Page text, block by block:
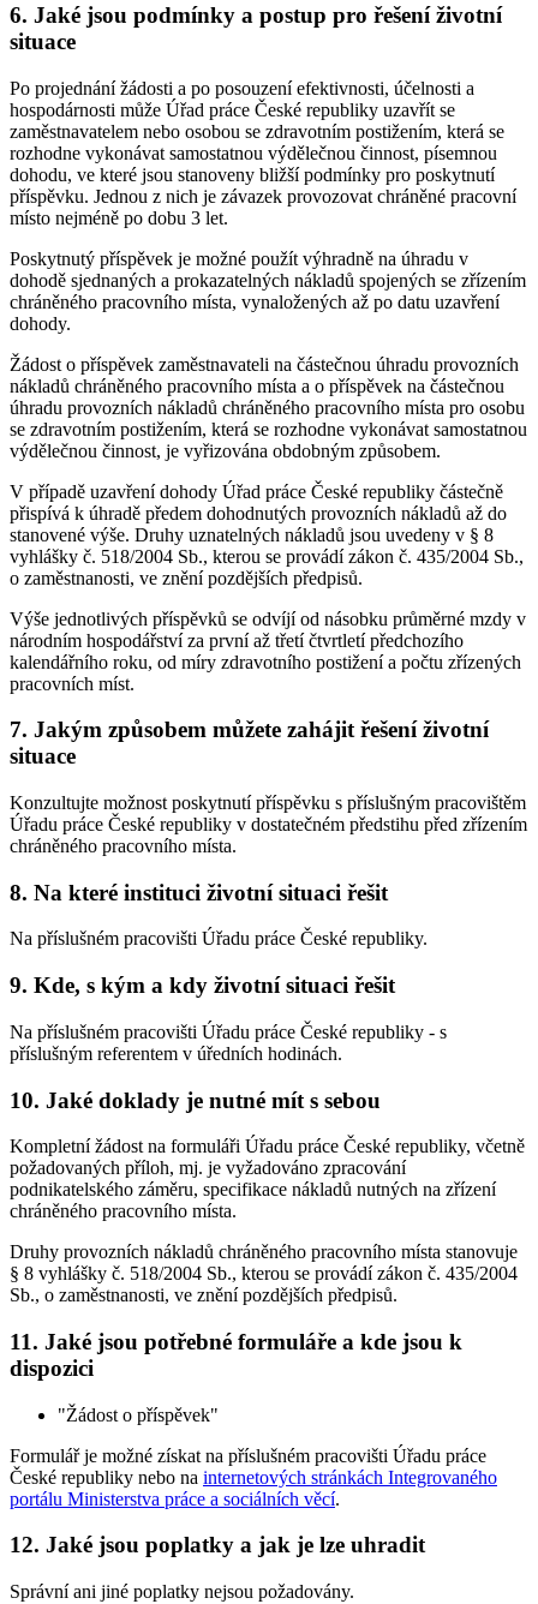
6. Jaké jsou podmínky a postup pro řešení životní
situace
Po projednání žádosti a po posouzení efektivnosti, účelnosti a
hospodárnosti může Úřad práce České republiky uzavřít se
zaměstnavatelem nebo osobou se zdravotním postižením, která se
rozhodne vykonávat samostatnou výdělečnou činnost, písemnou
dohodu, ve které jsou stanoveny bližší podmínky pro poskytnutí
příspěvku. Jednou z nich je závazek provozovat chráněné pracovní
místo nejméně po dobu 3 let.
Poskytnutý příspěvek je možné použít výhradně na úhradu v
dohodě sjednaných a prokazatelných nákladů spojených se zřízením
chráněného pracovního místa, vynaložených až po datu uzavření
dohody.
Žádost o příspěvek zaměstnavateli na částečnou úhradu provozních
nákladů chráněného pracovního místa a o příspěvek na částečnou
úhradu provozních nákladů chráněného pracovního místa pro osobu
se zdravotním postižením, která se rozhodne vykonávat samostatnou
výdělečnou činnost, je vyřizována obdobným způsobem.
V případě uzavření dohody Úřad práce České republiky částečně
přispívá k úhradě předem dohodnutých provozních nákladů až do
stanovené výše. Druhy uznatelných nákladů jsou uvedeny v § 8
vyhlášky č. 518/2004 Sb., kterou se provádí zákon č. 435/2004 Sb.,
o zaměstnanosti, ve znění pozdějších předpisů.
Výše jednotlivých příspěvků se odvíjí od násobku průměrné mzdy v
národním hospodářství za první až třetí čtvrtletí předchozího
kalendářního roku, od míry zdravotního postižení a počtu zřízených
pracovních míst.
7. Jakým způsobem můžete zahájit řešení životní
situace
Konzultujte možnost poskytnutí příspěvku s příslušným pracovištěm
Úřadu práce České republiky v dostatečném předstihu před zřízením
chráněného pracovního místa.
8. Na které instituci životní situaci řešit
Na příslušném pracovišti Úřadu práce České republiky.
9. Kde, s kým a kdy životní situaci řešit
Na příslušném pracovišti Úřadu práce České republiky - s
příslušným referentem v úředních hodinách.
10. Jaké doklady je nutné mít s sebou
Kompletní žádost na formuláři Úřadu práce České republiky, včetně
požadovaných příloh, mj. je vyžadováno zpracování
podnikatelského záměru, specifikace nákladů nutných na zřízení
chráněného pracovního místa.
Druhy provozních nákladů chráněného pracovního místa stanovuje
§ 8 vyhlášky č. 518/2004 Sb., kterou se provádí zákon č. 435/2004
Sb., o zaměstnanosti, ve znění pozdějších předpisů.
11. Jaké jsou potřebné formuláře a kde jsou k
dispozici
"Žádost o příspěvek"
Formulář je možné získat na příslušném pracovišti Úřadu práce
České republiky nebo na internetových stránkách Integrovaného
portálu Ministerstva práce a sociálních věcí.
12. Jaké jsou poplatky a jak je lze uhradit
Správní ani jiné poplatky nejsou požadovány.